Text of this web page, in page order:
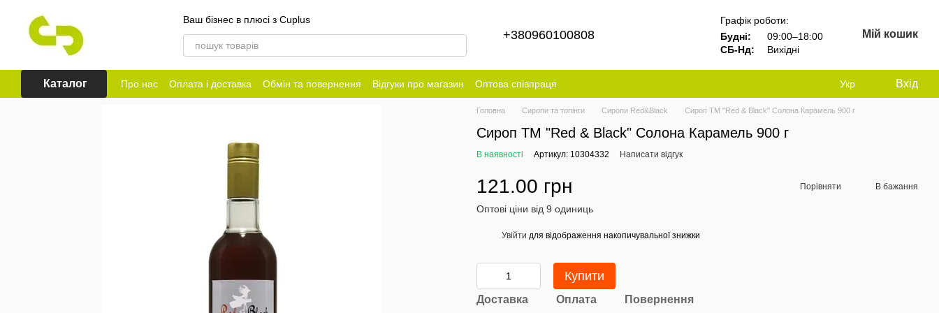
Ваш бізнес в плюсі з Cuplus
+380960100808
Графік роботи:
Будні:
09:00–18:00
СБ-Нд:
Вихідні
Мій кошик
Каталог Про нас Оплата і доставка Обмін та повернення Відгуки про магазин Оптова співпраця Укр Вхід
Головна Сиропи та топінги Сиропи Red&Black Сироп ТМ "Red & Black" Солона Карамель 900 г
Сироп ТМ "Red & Black" Солона Карамель 900 г
В наявності Артикул: 10304332 Написати відгук
121.00 грн Порівняти В бажання
Оптові ціни від 9 одиниць
Увійти для відображення накопичувальної знижки
Купити
Доставка Оплата Повернення